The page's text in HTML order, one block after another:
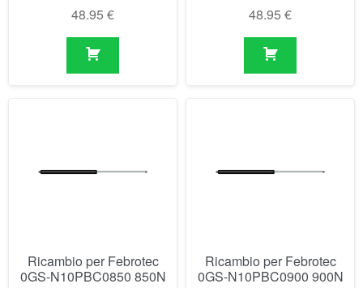
48.95 € 48.95 €
Ricambio per Febrotec
0GS-N10PBC0850 850N
Ricambio per Febrotec
0GS-N10PBC0900 900N